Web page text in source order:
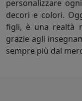
personalizzare
decori e colori.
figli, è una realtà
grazie agli
sempre più dal